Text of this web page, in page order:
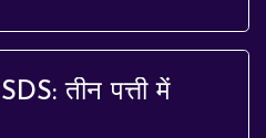
तीन पत्ती में